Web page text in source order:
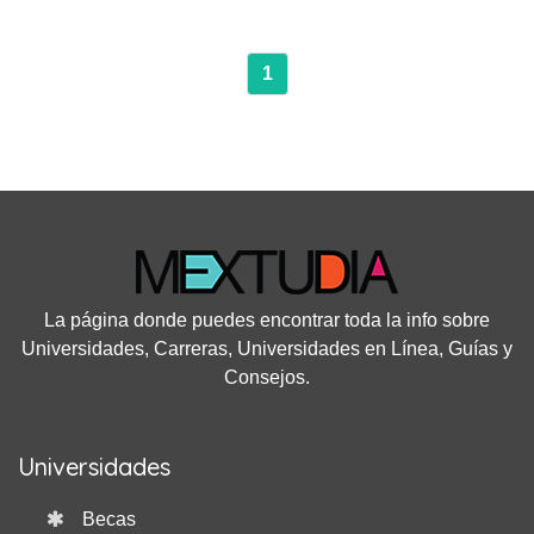
1
La página donde puedes encontrar toda la info sobre
Universidades, Carreras, Universidades en Línea, Guías y
Consejos.
Universidades
Becas